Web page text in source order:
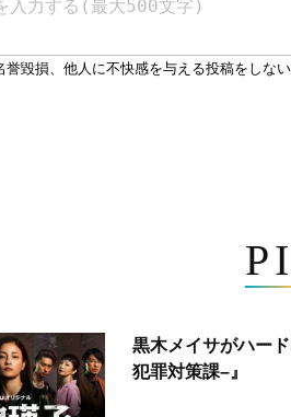
黒木メイサがハー
犯罪対策課–』